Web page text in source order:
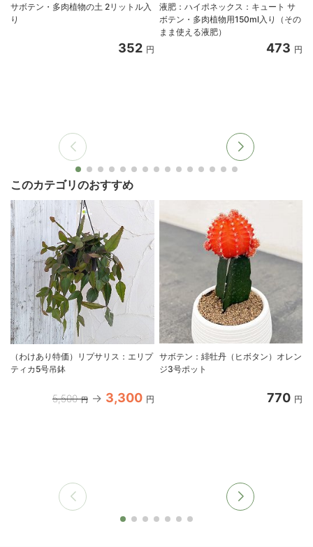
サボテン・多肉植物の土 2リットル入
り
352 円
液肥：ハイポネックス：キュート サ
ボテン・多肉植物用150ml入り（その
まま使える液肥）
473 円
このカテゴリのおすすめ
（わけあり特価）リプサリス：エリプ
ティカ5号吊鉢
5,500 円 3,300 円
サボテン：緋牡丹（ヒボタン）オレン
ジ3号ポット
770 円